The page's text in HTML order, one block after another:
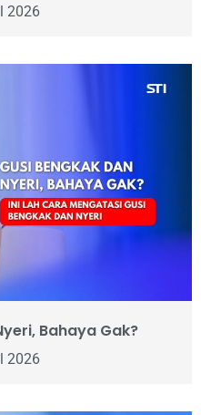
2026
Bahaya Gak?
2026